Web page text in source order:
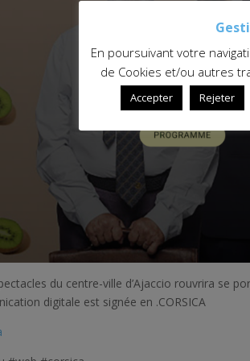
du centre-ville d’Ajaccio rouvrira se
digitale est signée en .CORSICA
En poursuivant votre
de Cookies et/ou autres
Accepter Rejeter